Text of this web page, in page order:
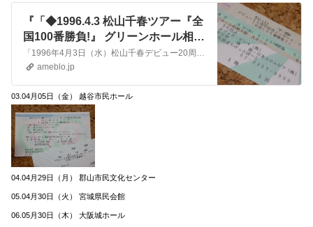
『「◆1996.4.3 松山千春ツアー『全
国100番勝負!』 グリーンホール相模
大野」S3305』
「1996年4月3日（水）松山千春デビュー20周年記念コンサートツアー 『全国100番勝負!（前半50本）』 グリーンホール相模大野(相模女子大学グリーンホー…
ameblo.jp
03.04月05日（金） 越谷市民ホール
04.04月29日（月） 郡山市民文化センター
05.04月30日（火） 宮城県民会館
06.05月30日（木） 大阪城ホール